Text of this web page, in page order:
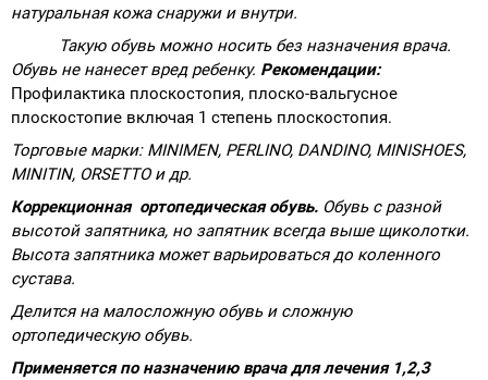
натуральная кожа снаружи и внутри.
Такую обувь можно носить без назначения врача.
Обувь не нанесет вред ребенку. Рекомендации:
Профилактика плоскостопия, плоско-вальгусное
плоскостопие включая 1 степень плоскостопия.
Торговые марки: MINIMEN, PERLINO, DANDINO, MINISHOES,
MINITIN, ORSETTOи др.
Коррекционная ортопедическая обувь. Обувь с разной
высотой запятника, но запятник всегда выше щиколотки.
Высота запятника может варьироваться до коленного
сустава.
Делится на малосложную обувь и сложную
ортопедическую обувь.
Применяется по назначению врача для лечения 1,2,3